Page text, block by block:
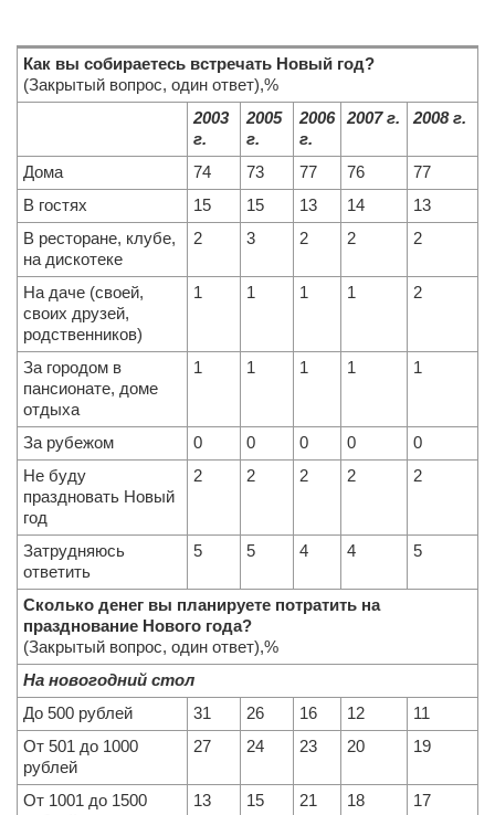
Как вы собираетесь встречать Новый год?
(Закрытый вопрос, один ответ),%
2003
г.
2005
г.
2006
г.
2007 г. 2008 г.
Дома 74 73 77 76
77
В гостях
15 15 13 14
13
В ресторане, клубе,
на дискотеке
2 3 2 2 2
На даче (своей,
своих друзей,
родственников)
1 1 1 1 2
За городом в
пансионате, доме
отдыха
1 1 1 1 1
За рубежом 0 0 0 0
0
Не буду
праздновать Новый
год
2 2 2 2 2
Затрудняюсь
ответить
5 5 4 4 5
Сколько денег вы планируете потратить на
празднование Нового года?
(Закрытый вопрос, один ответ),%
На новогодний стол
До 500 рублей
31 26 16 12
11
От 501 до 1000
рублей
27 24 23 20 19
От 1001 до 1500
13 15 21 18 17